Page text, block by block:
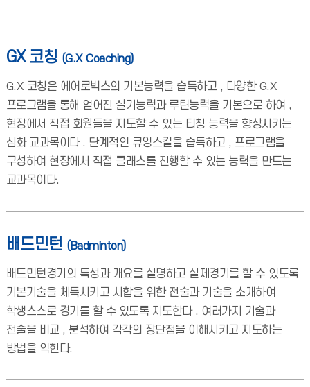
GX 코칭 (G.X Coaching)
G.X 코칭은 에어로빅스의 기본능력을 습득하고 , 다양한 G.X
프로그램을 통해 얻어진 실기능력과 루틴능력을 기본으로 하여 ,
현장에서 직접 회원들을 지도할 수 있는 티칭 능력을 향상시키는
심화 교과목이다 . 단계적인 큐잉스킬을 습득하고 , 프로그램을
구성하여 현장에서 직접 클래스를 진행할 수 있는 능력을 만드는
교과목이다.
배드민턴 (Badminton)
배드민턴경기의 특성과 개요를 설명하고 실제경기를 할 수 있도록
기본기술을 체득시키고 시합을 위한 전술과 기술을 소개하여
학생스스로 경기를 할 수 있도록 지도한다 . 여러가지 기술과
전술을 비교 , 분석하여 각각의 장단점을 이해시키고 지도하는
방법을 익힌다.